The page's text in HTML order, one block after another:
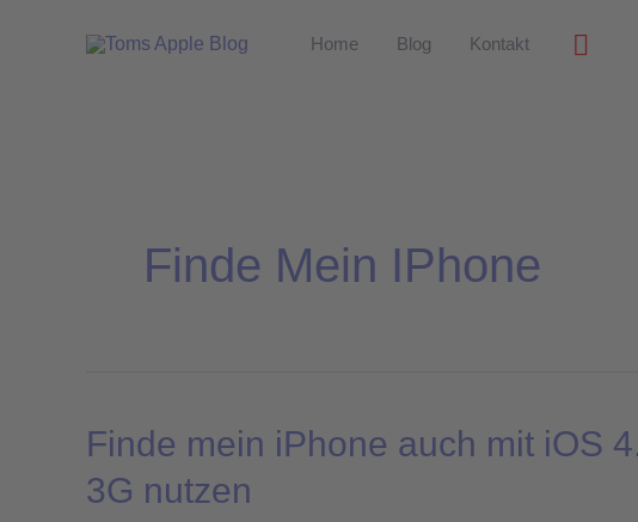
Home Blog Kontakt
Finde Mein IPhone
Finde mein iPhone auch mit iOS
3G nutzen
Finde
iPhone